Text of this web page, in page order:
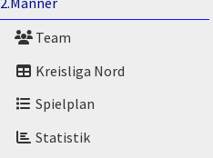
Team
Kreisliga Nord
Spielplan
Statistik